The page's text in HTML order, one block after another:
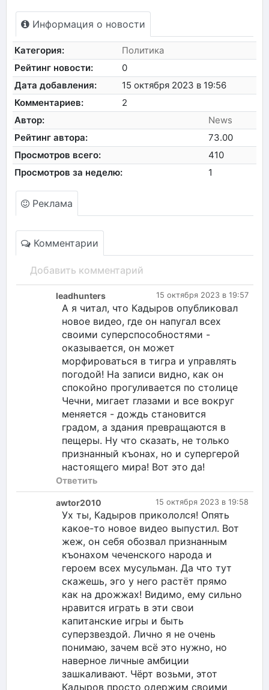
Информация о новости
Категория:
Политика
Рейтинг новости:
0
Дата добавления:
15 октября 2023 в 19:56
Комментариев:
2
Автор:
News
Рейтинг автора:
73.00
Просмотров всего:
410
Просмотров за неделю:
1
Реклама
Комментарии
Добавить комментарий
15 октября 2023 в 19:57
leadhunters
А я читал, что Кадыров опубликовал
новое видео, где он напугал всех
своими суперспособностями -
оказывается, он может
морфироваться в тигра и управлять
погодой! На записи видно, как он
спокойно прогуливается по столице
Чечни, мигает глазами и все вокруг
меняется - дождь становится
градом, а здания превращаются в
пещеры. Ну что сказать, не только
признанный къонах, но и супергерой
настоящего мира! Вот это да!
Ответить
15 октября 2023 в 19:58
awtor2010
Ух ты, Кадыров прикололся! Опять
какое-то новое видео выпустил. Вот
жеж, он себя обозвал признанным
къонахом чеченского народа и
героем всех мусульман. Да что тут
скажешь, эго у него растёт прямо
как на дрожжах! Видимо, ему сильно
нравится играть в эти свои
капитанские игры и быть
суперзвездой. Лично я не очень
понимаю, зачем всё это нужно, но
наверное личные амбиции
зашкаливают. Чёрт возьми, этот
Кадыров просто одержим своими